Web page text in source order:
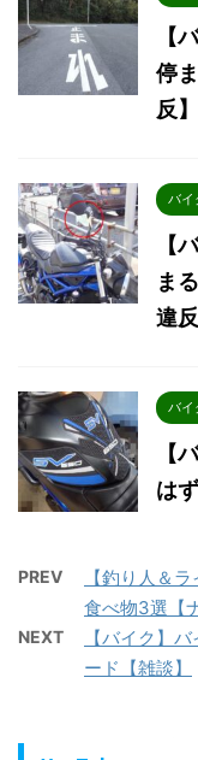
【
停
反】
バイ
【
ま
違反
バイ
【
は
PREV
【釣り人＆
食べ物3選【
NEXT
【バイク】
ード【雑談】